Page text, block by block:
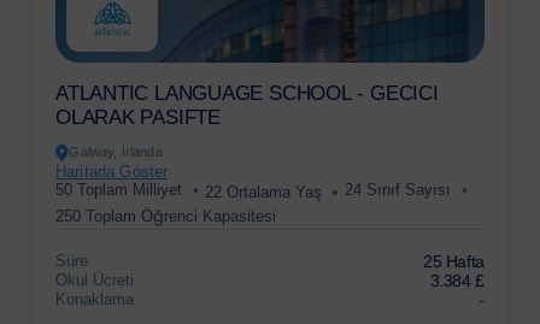
ATLANTIC LANGUAGE SCHOOL - GECICI
OLARAK PASIFTE
Galway, İrlanda
Haritada Göster
50 Toplam Milliyet
22 Ortalama Yaş
24 Sınıf Sayısı
250 Toplam Öğrenci Kapasitesi
Süre 25 Hafta
Okul Ücreti 3.384 £
Konaklama -